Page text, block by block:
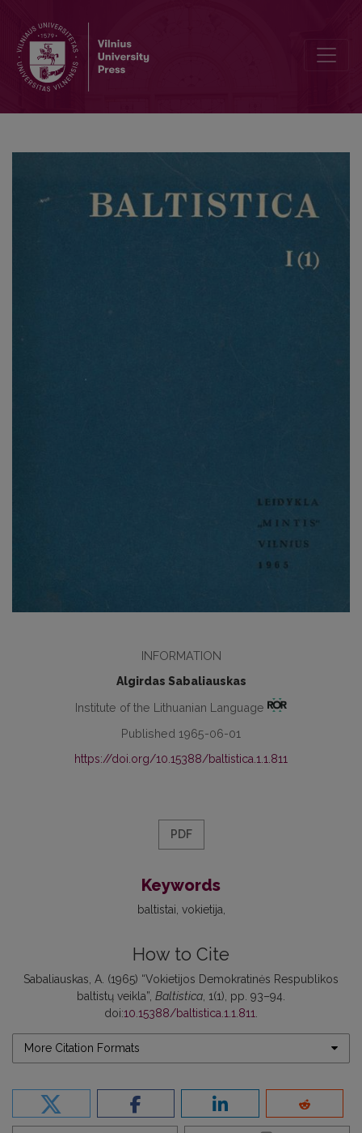
INFORMATION
Algirdas Sabaliauskas
Institute of the Lithuanian Language
Published 1965-06-01
https://doi.org/10.15388/baltistica.1.1.811
PDF
Keywords
baltistai vokietija
How to Cite
Sabaliauskas, A. (1965) “Vokietijos Demokratinės Respublikos
baltistų veikla”, Baltistica , 1(1), pp. 93–94.
doi:10.15388/baltistica.1.1.811
More Citation Formats